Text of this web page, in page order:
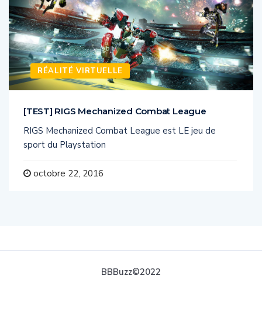
RÉALITÉ VIRTUELLE
[TEST] RIGS Mechanized Combat League
RIGS Mechanized Combat League est LE jeu de
sport du Playstation
octobre 22, 2016
BBBuzz©2022